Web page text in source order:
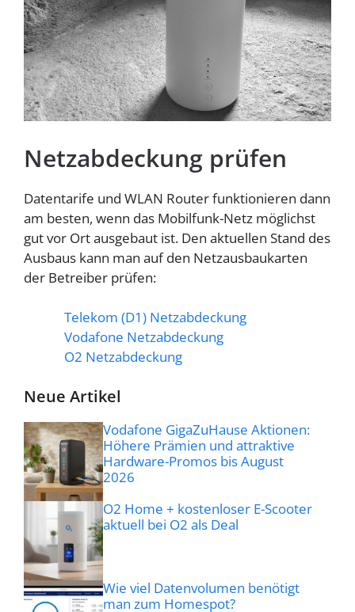
Netzabdeckung prüfen
Datentarife und WLAN Router funktionieren dann
am besten, wenn das Mobilfunk-Netz möglichst
gut vor Ort ausgebaut ist. Den aktuellen Stand des
Ausbaus kann man auf den Netzausbaukarten
der Betreiber prüfen:
Telekom (D1) Netzabdeckung
Vodafone Netzabdeckung
O2 Netzabdeckung
Neue Artikel
Vodafone GigaZuHause Aktionen:
Höhere Prämien und attraktive
Hardware-Promos bis August
2026
O2 Home + kostenloser E-Scooter
aktuell bei O2 als Deal
Wie viel Datenvolumen benötigt
man zum Homespot?